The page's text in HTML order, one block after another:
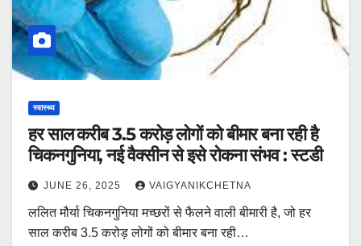
स्वास्थ्य
हर साल करीब 3.5 करोड़ लोगों को बीमार बना रही है
चिकनगुनिया, नई वैक्सीन से इसे रोकना संभव : स्टडी
JUNE 26, 2025 VAIGYANIKCHETNA
ललित मौर्या चिकनगुनिया मच्छरों से फैलने वाली बीमारी है, जो हर
साल करीब 3.5 करोड़ लोगों को बीमार बना रही…